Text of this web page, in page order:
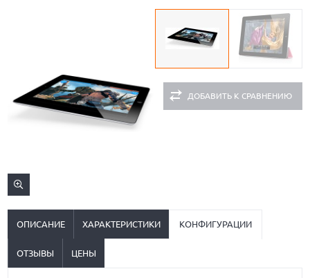
ДОБАВИТЬ К СРАВНЕНИЮ
ОПИСАНИЕ ХАРАКТЕРИСТИКИ КОНФИГУРАЦИИ
ОТЗЫВЫ ЦЕНЫ